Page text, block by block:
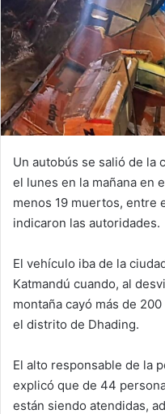
Un autobús se salió de la
el lunes en la mañana en
menos 19 muertos, entre
indicaron las autoridades.
El vehículo iba de la
Katmandú cuando, al
montaña cayó más de
el distrito de Dhading.
El alto responsable de la
explicó que de 44
están siendo atendidas,